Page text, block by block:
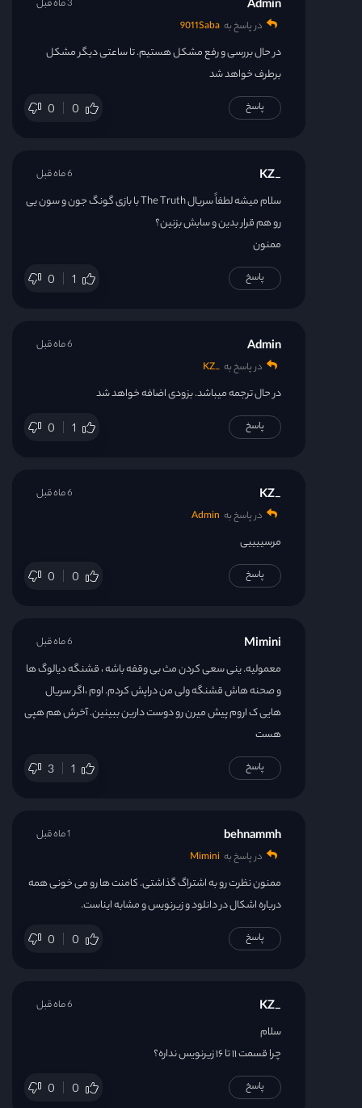
قسمت 38
Admin
در پاسخ به 9011Saba
در حال بررسی و رفع مشکل هستیم. تا ساعتی دیگر مشکل
برطرف خواهد شد
0 0
3 ماه قبل
پاسخ
_KZ
سلام میشه لطفاً سریال The Truth با بازی گونگ جون و سون یی
رو هم قرار بدین و سابش بزنین؟
ممنون
0 1
6 ماه قبل
پاسخ
Admin
در پاسخ به _KZ
در حال ترجمه میباشد. بزودی اضافه خواهد شد
0 1
6 ماه قبل
پاسخ
_KZ
در پاسخ به Admin
مرسییییی
0 0
6 ماه قبل
پاسخ
Mimini
معمولیه. ینی سعی کردن مث بی وقفه باشه ، قشنگه دیالوگ ها
و صحنه هاش قشنگه ولی من دراپش کردم. اوم ،اگر سریال
هایی ک اروم پیش میرن رو دوست دارین ببینین. آخرش هم هپی
هست
3 1
6 ماه قبل
پاسخ
behnammh
در پاسخ به Mimini
ممنون نظرت رو به اشتراگ گذاشتی. کامنت ها رو می خونی همه
درباره اشکال در دانلود و زیرنویس و مشابه ایناست.
0 0
1 ماه قبل
پاسخ
_KZ
سلام
چرا قسمت ۱۱ تا ۱۶ زیرنویس نداره؟
0 0
6 ماه قبل
پاسخ